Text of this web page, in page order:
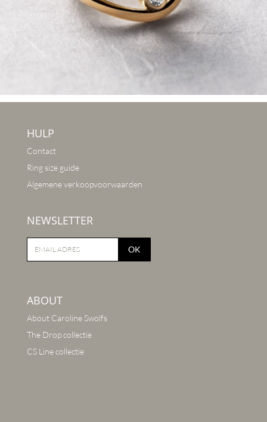
HULP
Contact
Ring size guide
Algemene verkoopvoorwaarden
NEWSLETTER
OK
ABOUT
About Caroline Swolfs
The Drop collectie
CS Line collectie